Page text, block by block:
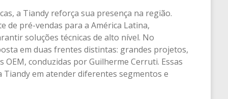
a Tiandy reforça sua presença na região.
de pré-vendas para a América Latina,
soluções técnicas de alto nível. No
em duas frentes distintas: grandes projetos,
conduzidas por Guilherme Cerruti. Essas
em atender diferentes segmentos e